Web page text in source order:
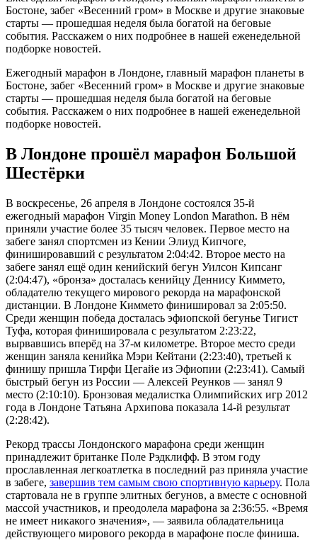
Бостоне, забег «Весенний гром» в Москве и другие знаковые
старты — прошедшая неделя была богатой на беговые
события. Расскажем о них подробнее в нашей еженедельной
подборке новостей.
Ежегодный марафон в Лондоне, главный марафон планеты в
Бостоне, забег «Весенний гром» в Москве и другие знаковые
старты — прошедшая неделя была богатой на беговые
события. Расскажем о них подробнее в нашей еженедельной
подборке новостей.
В Лондоне прошёл марафон Большой
Шестёрки
В воскресенье, 26 апреля в Лондоне состоялся 35-й
ежегодный марафон Virgin Money London Marathon. В нём
приняли участие более 35 тысяч человек. Первое место на
забеге занял спортсмен из Кении Элиуд Кипчоге,
финишировавший с результатом 2:04:42. Второе место на
забеге занял ещё один кенийский бегун Уилсон Кипсанг
(2:04:47), «бронза» досталась кенийцу Деннису Киммето,
обладателю текущего мирового рекорда на марафонской
дистанции. В Лондоне Киммето финишировал за 2:05:50.
Среди женщин победа досталась эфиопской бегунье Тигист
Туфа, которая финишировала с результатом 2:23:22,
вырвавшись вперёд на 37-м километре. Второе место среди
женщин заняла кенийка Мэри Кейтани (2:23:40), третьей к
финишу пришла Тирфи Цегайе из Эфиопии (2:23:41). Самый
быстрый бегун из России — Алексей Реунков — занял 9
место (2:10:10). Бронзовая медалистка Олимпийских игр 2012
года в Лондоне Татьяна Архипова показала 14-й результат
(2:28:42).
Рекорд трассы Лондонского марафона среди женщин
принадлежит британке Поле Рэдклифф. В этом году
прославленная легкоатлетка в последний раз приняла участие
в забеге, завершив тем самым свою спортивную карьеру. Пола
стартовала не в группе элитных бегунов, а вместе с основной
массой участников, и преодолела марафона за 2:36:55. «Время
не имеет никакого значения», — заявила обладательница
действующего мирового рекорда в марафоне после финиша.